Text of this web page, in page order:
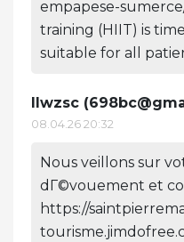
empapese-
training (HIIT) is
suitable for all
Ilwzsc (
08.04.26 20:32
Nous veillons sur
dГ©vouement et
https://